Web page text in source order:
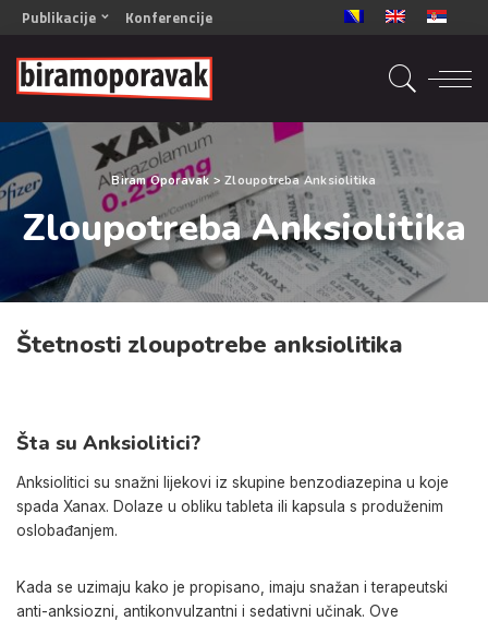
Publikacije
OPORAVAK- Naš zajednički cilj BiH/CG
OPORAVAK- Naš zajednički cilj SRB
RECOVERY- Our common goal ENG
OPORAVAK- Naš zajednički cilj 2
Mala knjiga vještina
Šta ne raditi
Radna sveska za oporavak
Konferencije
Biram Oporavak >Zloupotreba Anksiolitika
Zloupotreba Anksiolitika
Štetnosti zloupotrebe anksiolitika
Šta su Anksiolitici?
Anksiolitici su snažni lijekovi iz skupine benzodiazepina u koje
spada Xanax. Dolaze u obliku tableta ili kapsula s produženim
oslobađanjem.
Kada se uzimaju kako je propisano, imaju snažan i terapeutski
anti-anksiozni, antikonvulzantni i sedativni učinak. Ove